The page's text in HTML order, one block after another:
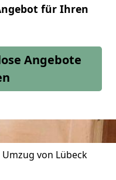
für Ihren
Angebote
Umzug von Lübeck